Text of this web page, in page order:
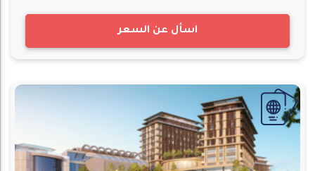
اسأل عن السعر